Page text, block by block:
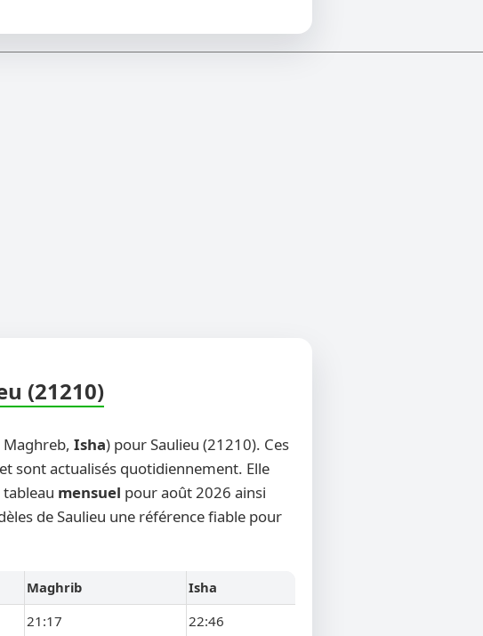
(21210)
Maghreb, Isha) pour Saulieu (21210). Ces
sont actualisés quotidiennement. Elle
mensuel pour août 2026 ainsi
de Saulieu une référence fiable pour
Maghrib
Isha
21:17
22:46